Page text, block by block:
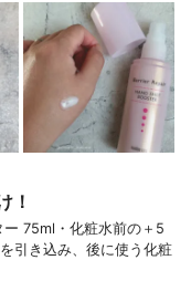
！
75ml・化粧水前の＋5
引き込み、後に使う化粧